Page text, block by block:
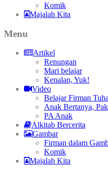
Komik
Majalah Kita
Menu
Artikel
Renungan
Mari belajar
Kenalan, Yuk!
Video
Belajar Firman
Anak Bertanya,
PA Anak
Alkitab Bercerita
Gambar
Firman dalam
Komik
Majalah Kita